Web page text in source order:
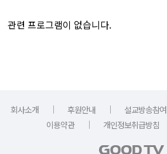
관련 프로그램이 없습니다.
회사소개 ｜ 후원안내 ｜ 설교방송참여
이용약관
｜ 개인정보취급방침